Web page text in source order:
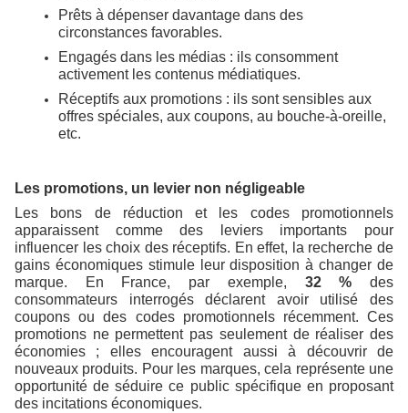
Prêts à dépenser davantage dans des
circonstances favorables.
Engagés dans les médias : ils consomment
activement les contenus médiatiques.
Réceptifs aux promotions : ils sont sensibles aux
offres spéciales, aux coupons, au bouche-à-oreille,
etc.
Les promotions, un levier non négligeable
Les bons de réduction et les codes promotionnels
apparaissent comme des leviers importants pour
influencer les choix des réceptifs. En effet, la recherche de
gains économiques stimule leur disposition à changer de
marque. En France, par exemple, 32 % des
consommateurs interrogés déclarent avoir utilisé des
coupons ou des codes promotionnels récemment. Ces
promotions ne permettent pas seulement de réaliser des
économies ; elles encouragent aussi à découvrir de
nouveaux produits. Pour les marques, cela représente une
opportunité de séduire ce public spécifique en proposant
des incitations économiques.